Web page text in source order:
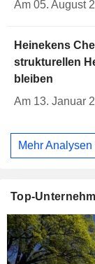
Am 05. August
Heinekens
strukturellen
bleiben
Am 13. Januar
Mehr Analysen
Top-